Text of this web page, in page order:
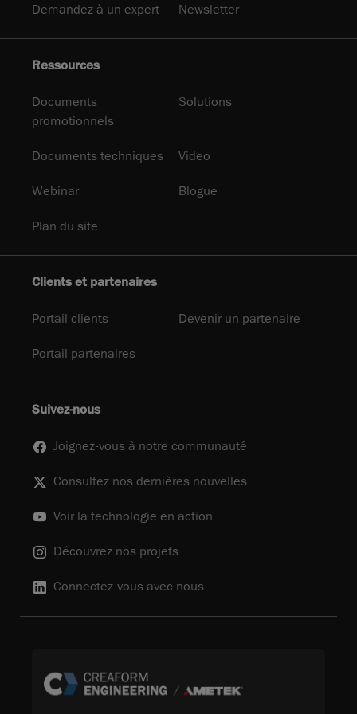
Demandez à un expert Newsletter
Ressources
Documents
promotionnels
Solutions
Documents techniques Video
Webinar Blogue
Plan du site
Clients et partenaires
Portail clients Devenir un partenaire
Portail partenaires
Suivez-nous
Joignez-vous à notre communauté
Consultez nos dernières nouvelles
Voir la technologie en action
Découvrez nos projets
Connectez-vous avec nous